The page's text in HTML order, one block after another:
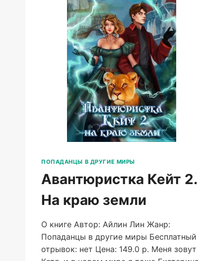
ПОПАДАНЦЫ В ДРУГИЕ МИРЫ
Авантюристка Кейт 2.
На краю земли
О книге Автор: Айлин Лин Жанр:
Попаданцы в другие миры Бесплатный
отрывок: нет Цена: 149.0 р. Меня зовут